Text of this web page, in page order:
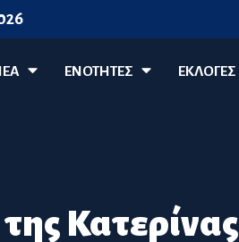
ΕΝΟΤΗΤΕΣ ΕΚΛΟΓΕΣ
Κατερίνας